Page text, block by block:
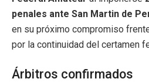
penales ante San Martin de
en su próximo compromiso
por la continuidad del certamen
Árbitros confirmados